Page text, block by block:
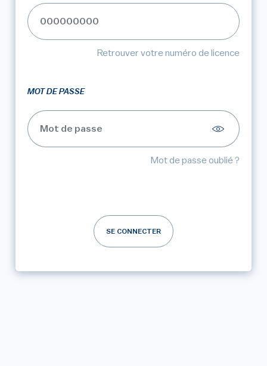
Retrouver votre numéro de licence
MOT DE PASSE
Mot de passe oublié ?
SE CONNECTER